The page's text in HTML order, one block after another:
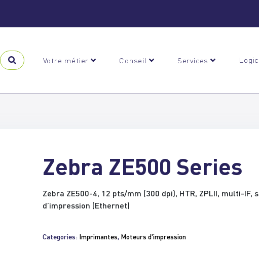
Votre métier Conseil Services
Zebra ZE500 Series
Zebra ZE500-4, 12 pts/mm (300 dpi), HTR, ZPLII, multi-IF,
d’impression (Ethernet)
Categories: Imprimantes, Moteurs d'impression